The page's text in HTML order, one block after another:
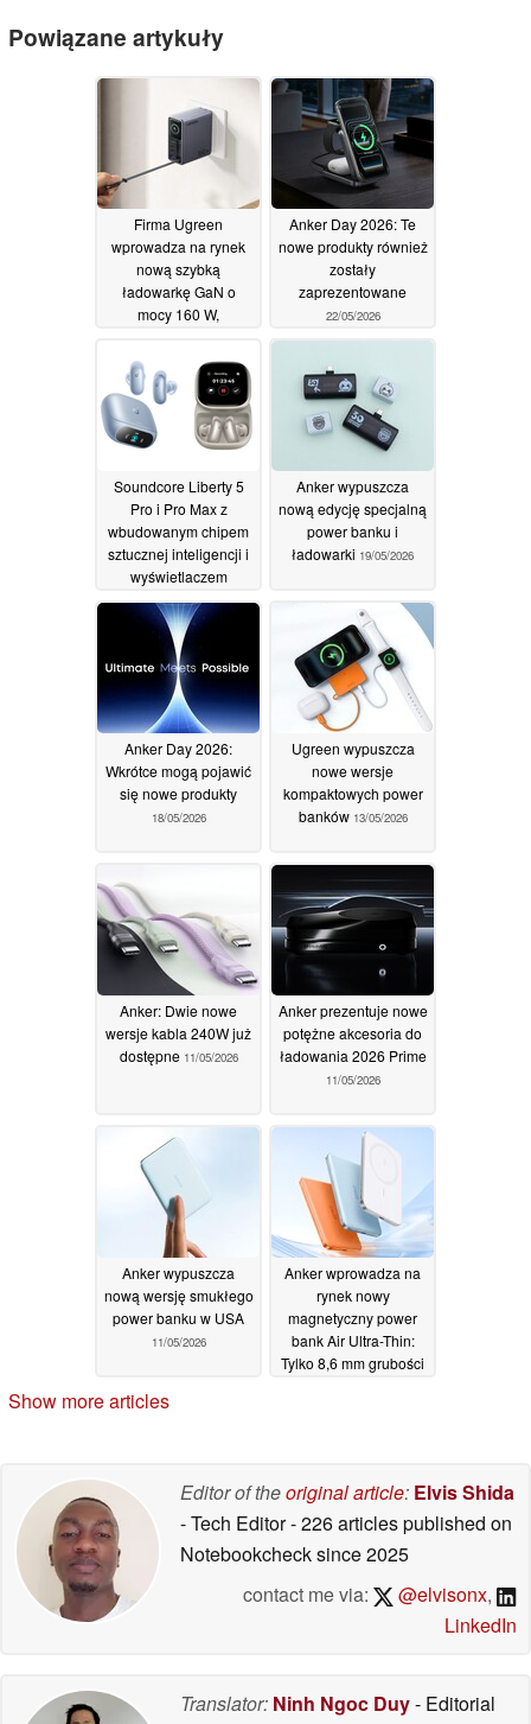
Powiązane artykuły
Firma Ugreen
wprowadza na rynek
nową szybką
ładowarkę GaN o
mocy 160 W,
Wi-Fi, wbudowany
kabel oraz wyświetlacz
30/07/2026
Anker Day 2026: Te
nowe produkty również
zostały
zaprezentowane
22/05/2026
Soundcore Liberty 5
Pro i Pro Max z
wbudowanym chipem
sztucznej inteligencji i
wyświetlaczem
AMOLED21/05/2026
Anker wypuszcza
nową edycję specjalną
power banku i
ładowarki 19/05/2026
Anker Day 2026:
Wkrótce mogą pojawić
się nowe produkty
18/05/2026
Ugreen wypuszcza
nowe wersje
kompaktowych power
banków 13/05/2026
Anker: Dwie nowe
wersje kabla 240W już
dostępne 11/05/2026
Anker prezentuje nowe
potężne akcesoria do
ładowania 2026 Prime
11/05/2026
Anker wypuszcza
nową wersję smukłego
power banku w USA
11/05/2026
Anker wprowadza na
rynek nowy
magnetyczny power
bank Air Ultra-Thin:
Tylko 8,6 mm grubości
Show more articles
Editor of theoriginal article: Elvis Shida
- Tech Editor- 226 articles published on
Notebookchecksince 2025
contact me via:
@elvisonx,
LinkedIn
Translator: Ninh Ngoc Duy- Editorial